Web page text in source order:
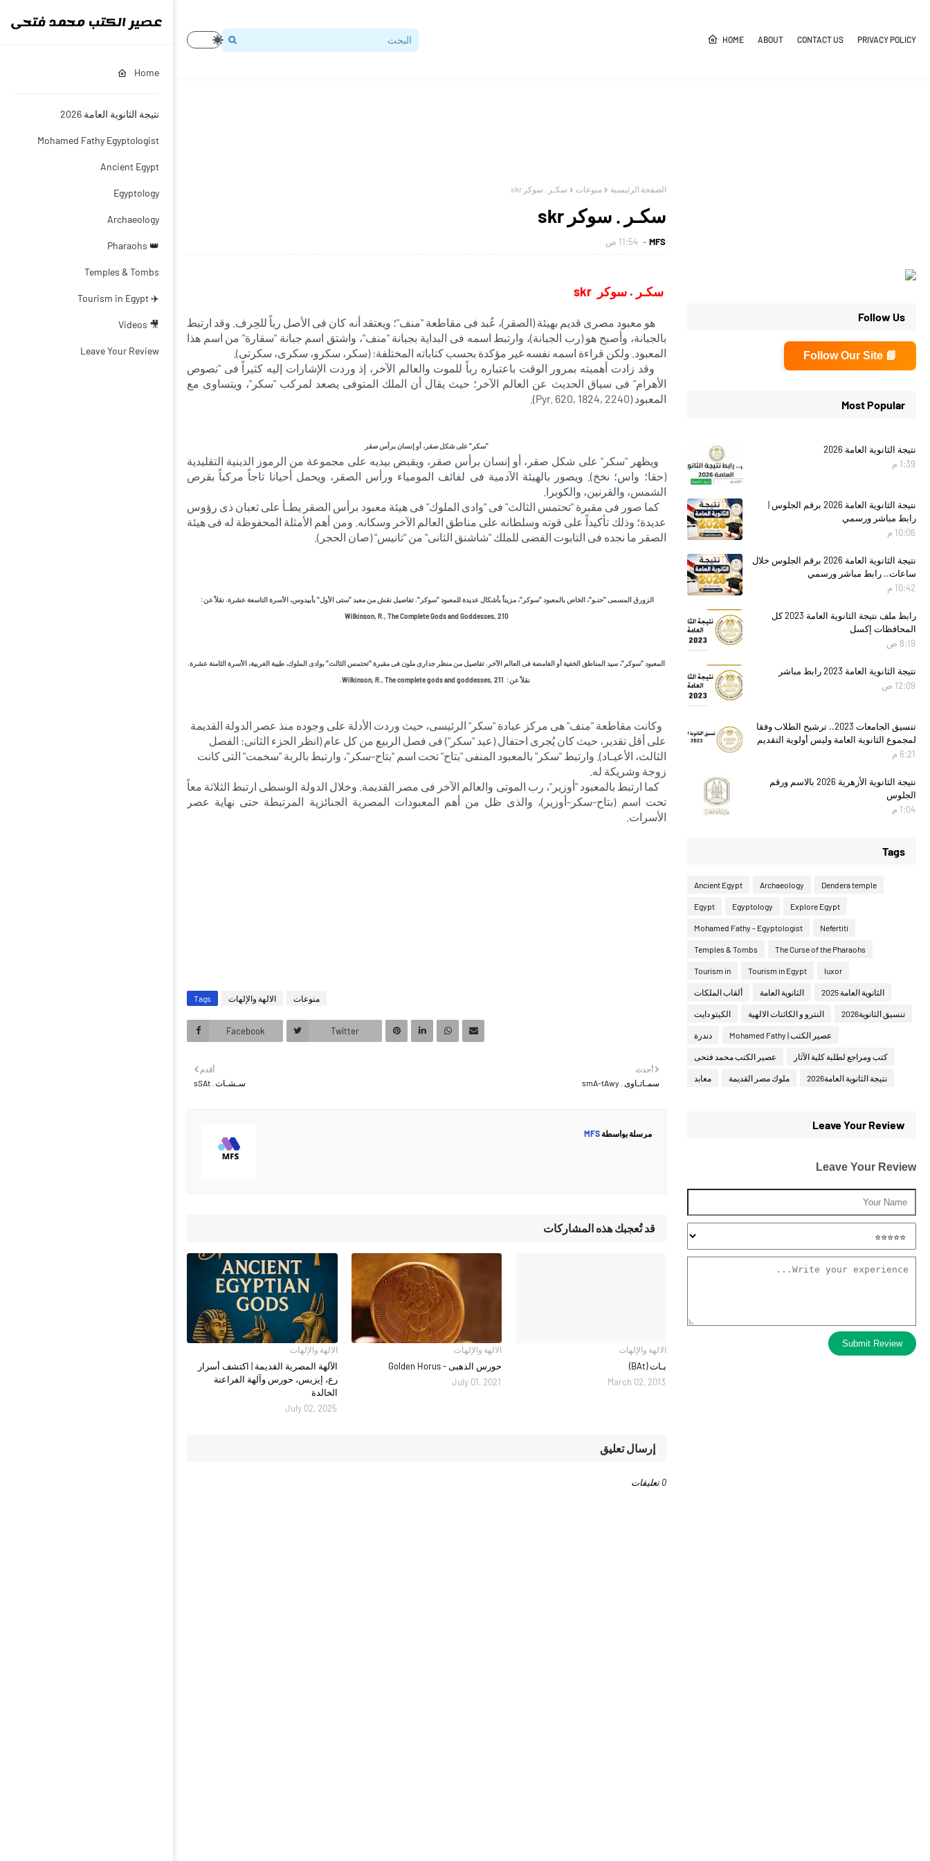
Home
نتيجة الثانوية العامة 2026
Mohamed Fathy Egyptologist
Ancient Egypt
Egyptology
Archaeology
👑 Pharaohs
Temples & Tombs
✈️ Tourism in Egypt
🎥 Videos
Leave Your Review
HOME ABOUT CONTACT US PRIVACY POLICY
الصفحة الرئيسية منوعات سكـر . سوكر skr
سكـر . سوكر skr
MFS 11:54 ص
سكـر . سوكر skr
هو معبود مصرى قديم بهيئة (الصقر)، عُبد فى مقاطعة "منف"؛ ويعتقد أنه كان فى الأصل رباً للحِرف. وقد ارتبط
بالجبانة، وأصبح هو (رب الجبانة)، وارتبط اسمه فى البداية بجبانة "منف"، واشتق اسم جبانة "سقارة" من اسم هذا
المعبود. ولكن قراءة اسمه نفسه غير مؤكدة بحسب كتاباته المختلفة: (سكر، سكرو، سكرى، سكرتى).
وقد زادت أهميته بمرور الوقت باعتباره رباً للموت والعالم الآخر، إذ وردت الإشارات إليه كثيراً فى "نصوص
الأهرام" فى سياق الحديث عن العالم الآخر؛ حيث يقال أن الملك المتوفى يصعد لمركب "سكر"، ويتساوى مع
المعبود (Pyr. 620, 1824, 2240).
"سكر" على شكل صقر، أو إنسان برأس صقر
ويظهر "سكر" على شكل صقر، أو إنسان برأس صقر، ويقبض بيديه على مجموعة من الرموز الدينية التقليدية
(حقا؛ واس؛ نخخ). ويصور بالهيئة الآدمية فى لفائف المومياء ورأس الصقر، ويحمل أحيانا تاجاً مركباً بقرص
الشمس، والقرنين، والكوبرا.
كما صور فى مقبرة "تحتمس الثالث" فى "وادى الملوك" فى هيئة معبود برأس الصقر يطـأ على ثعبان ذى رؤوس
عديدة؛ وذلك تأكيداً على قوته وسلطانه على مناطق العالم الآخر وسكانه. ومن أهم الأمثلة المحفوظة له فى هيئة
الصقر ما نجده فى التابوت الفضى للملك "شاشنق الثانى" من "تانيس" (صان الحجر).
الزورق المسمى "حنـو"، الخاص بالمعبود "سوكر"، مزيناً بأشكال عديدة للمعبود "سوكر". تفاصيل نقش من معبد "ستى الأول" بأبيدوس، الأسرة التاسعة عشرة. نقلاً عن:
Wilkinson, R., The Complete Gods and Goddesses, 210
المعبود "سوكر"، سيد المناطق الخفية أو الغامضة فى العالم الآخر. تفاصيل من منظر جدارى ملون فى مقبرة "تحتمس الثالث" بوادى الملوك، طيبة الغربية، الأسرة الثامنة عشرة.
نقلاً عن: Wilkinson, R., The complete gods and goddesses, 211.
وكانت مقاطعة "منف" هى مركز عبادة "سكر" الرئيسى، حيث وردت الأدلة على وجوده منذ عصر الدولة القديمة
على أقل تقدير، حيث كان يُجرى احتفال (عيد "سكر") فى فصل الربيع من كل عام (انظر الجزء الثانى: الفصل
الثالث، الأعيـاد). وارتبط "سكر" بالمعبود المنفى "بتاح" تحت اسم "بتاح-سكر"، وارتبط بالربة "سخمت" التى كانت
زوجة وشريكة له.
كما ارتبط بالمعبود "أوزير"، رب الموتى والعالم الآخر فى مصر القديمة. وخلال الدولة الوسطى ارتبط الثلاثة معاً
تحت اسم (بتاح-سكر-أوزير)، والذى ظل من أهم المعبودات المصرية الجنائزية المرتبطة حتى نهاية عصر
الأسرات.
Tags الالهة والإلهات منوعات
Facebook Twitter
أحدث
سمـاتـاوى . smA-tAwy
أقدم
سـشـات . sSAt
مرسلة بواسطة MFS
قد تُعجبك هذه المشاركات
الالهة والإلهات
الآلهة المصرية القديمة | اكتشف أسرار
رع، إيزيس، حورس وآلهة الفراعنة
الخالدة
July 02, 2025
الالهة والإلهات
حورس الذهبى - Golden Horus
July 01, 2021
الالهة والإلهات
بـات (BAt)
March 02, 2013
إرسال تعليق
0 تعليقات
Follow Us
📘 Follow Our Site
Most Popular
نتيجة الثانوية العامة 2026
1:39 م
نتيجة الثانوية العامة 2026 برقم الجلوس |
رابط مباشر ورسمي
10:06 م
نتيجة الثانوية العامة 2026 برقم الجلوس خلال
ساعات.. رابط مباشر ورسمي
10:42 م
رابط ملف نتيجة الثانوية العامة 2023 كل
المحافظات إكسل
8:19 ص
نتيجة الثانوية العامة 2023 رابط مباشر
12:09 ص
تنسيق الجامعات 2023.. ترشيح الطلاب وفقا
لمجموع الثانوية العامة وليس أولوية التقديم
6:21 م
نتيجة الثانوية الأزهرية 2026 بالاسم ورقم
الجلوس
1:04 م
Tags
Ancient Egypt Archaeology Dendera temple
Egypt Egyptology Explore Egypt
Mohamed Fathy - Egyptologist Nefertiti
Temples & Tombs The Curse of the Pharaohs
Tourism in Tourism in Egypt luxor
ألقاب الملكات الثانوية العامة الثانوية العامة 2025
الكيتو دايت النترو و الكائنات الالهية تنسيق الثانوية2026
دندرة عصير الكتب | Mohamed Fathy
عصير الكتب محمد فتحى كتب ومراجع لطلبة كلية الآثار
معابد ملوك مصر القديمة نتيجة الثانوية العامة2026
Leave Your Review
Leave Your Review
Submit Review